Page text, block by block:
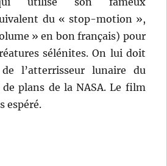
du « stop-motion »,
» en bon français) pour
sélénites. On lui doit
l’atterrisseur lunaire du
plans de la NASA. Le film
espéré.